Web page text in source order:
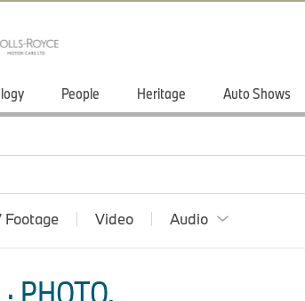
People Heritage Auto Shows
Footage Video Audio
PHOTO.